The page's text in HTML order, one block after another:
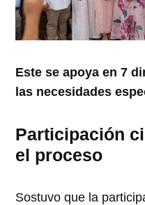
Este se apoya en 7
las necesidades
Participación
el proceso
Sostuvo que la